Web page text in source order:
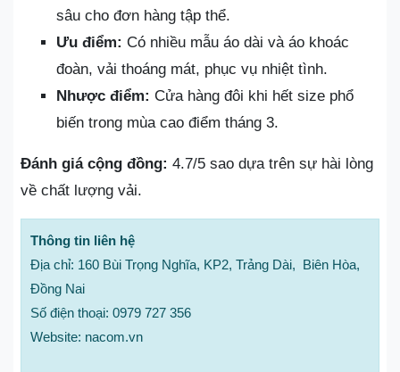
sâu cho đơn hàng tập thể.
Ưu điểm: Có nhiều mẫu áo dài và áo khoác
đoàn, vải thoáng mát, phục vụ nhiệt tình.
Nhược điểm: Cửa hàng đôi khi hết size phổ
biến trong mùa cao điểm tháng 3.
Đánh giá cộng đồng: 4.7/5 sao dựa trên sự hài lòng
về chất lượng vải.
Thông tin liên hệ
Địa chỉ: 160 Bùi Trọng Nghĩa, KP2, Trảng Dài, Biên Hòa,
Đồng Nai
Số điện thoại: 0979 727 356
Website: nacom.vn